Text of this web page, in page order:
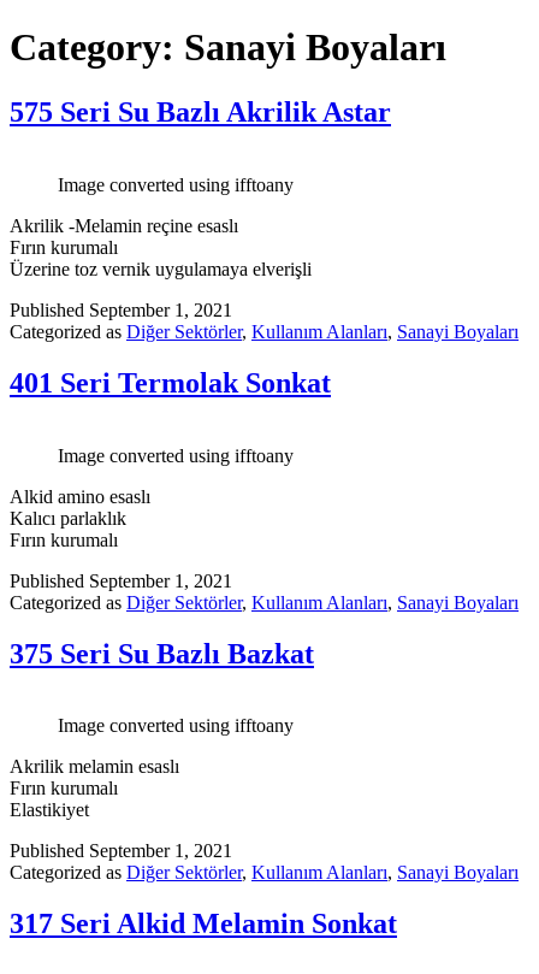
Category: Sanayi Boyaları
575 Seri Su Bazlı Akrilik Astar
Image converted using ifftoany
Akrilik -Melamin reçine esaslı
Fırın kurumalı
Üzerine toz vernik uygulamaya elverişli
Published September 1, 2021
Categorized as Diğer Sektörler, Kullanım Alanları, Sanayi Boyaları
401 Seri Termolak Sonkat
Image converted using ifftoany
Alkid amino esaslı
Kalıcı parlaklık
Fırın kurumalı
Published September 1, 2021
Categorized as Diğer Sektörler, Kullanım Alanları, Sanayi Boyaları
375 Seri Su Bazlı Bazkat
Image converted using ifftoany
Akrilik melamin esaslı
Fırın kurumalı
Elastikiyet
Published September 1, 2021
Categorized as Diğer Sektörler, Kullanım Alanları, Sanayi Boyaları
317 Seri Alkid Melamin Sonkat